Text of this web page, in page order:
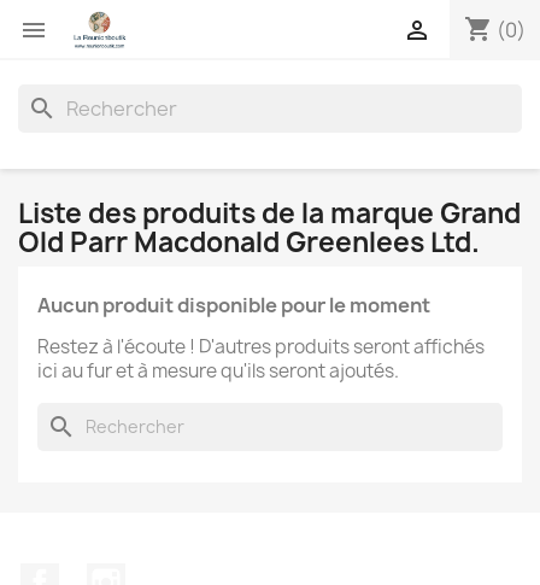
 shopping_cart (0)

search
Liste des produits de la marque Grand
Old Parr Macdonald Greenlees Ltd.
Aucun produit disponible pour le moment
Restez à l'écoute ! D'autres produits seront affichés
ici au fur et à mesure qu'ils seront ajoutés.
search